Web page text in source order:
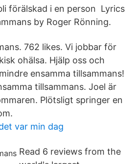
förälskad i en person Lyrics
by Roger Rönning.
762 likes. Vi jobbar för
ohälsa. Hjälp oss och
ensamma tillsammans!
tillsammans. Joel är
Plötsligt springer en
var min dag
Read 6 reviews from the